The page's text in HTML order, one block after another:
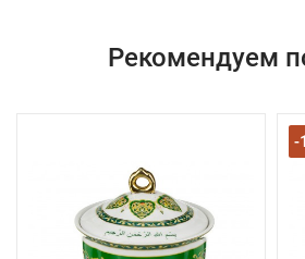
Рекомендуем
-